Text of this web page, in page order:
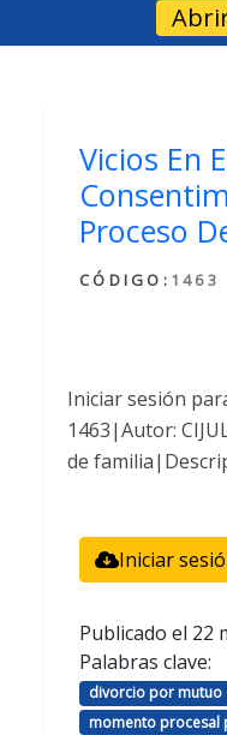
Vicios En
Proceso
CÓDIGO: 1463
Iniciar sesión
1463|Autor:
de
Iniciar
Publicado el 22
Palabras clave:
divorcio por mutuo
momento procesal